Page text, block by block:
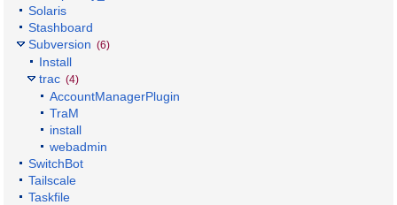
Solaris
Stashboard
Subversion (6)
Install
trac (4)
AccountManagerPlugin
TraM
install
webadmin
SwitchBot
Tailscale
Taskfile